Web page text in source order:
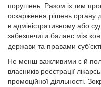
порушень. Разом із тим
оскарження рішень органу
в адміністративному або
забезпечити баланс між
держави та правами
Не менш важливими є й
власників реєстрації
промоційної діяльності.